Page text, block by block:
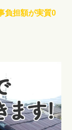
負担額が実質0